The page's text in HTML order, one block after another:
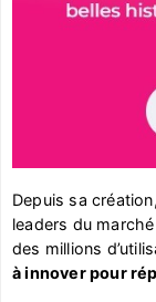
Depuis sa création,
leaders du
des millions
à innover pour